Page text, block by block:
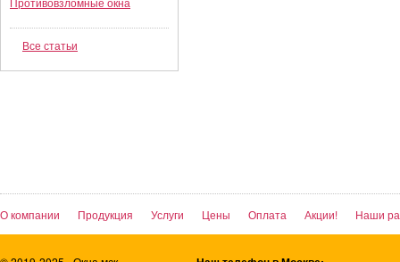
Все статьи
О компании Продукция Услуги Цены Оплата Акции! Наши